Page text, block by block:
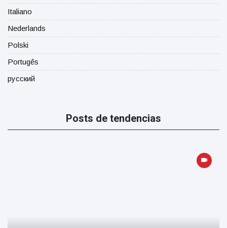
Italiano
Nederlands
Polski
Portugês
русский
Posts de tendencias